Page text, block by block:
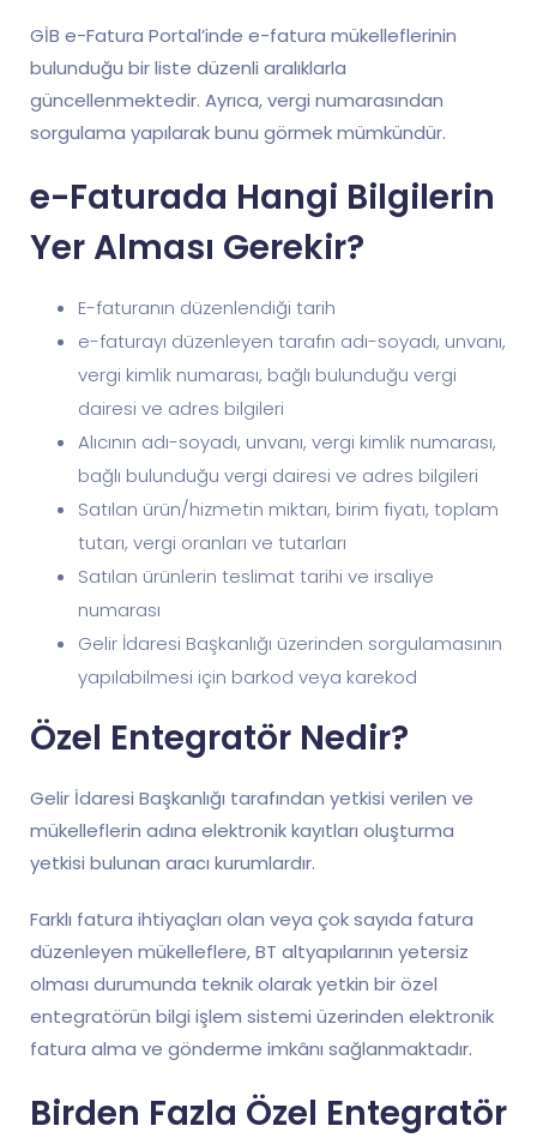
GİB e-Fatura Portal’inde e-fatura mükelleflerinin
bulunduğu bir liste düzenli aralıklarla
güncellenmektedir. Ayrıca, vergi numarasından
sorgulama yapılarak bunu görmek mümkündür.
e-Faturada Hangi Bilgilerin
Yer Alması Gerekir?
E-faturanın düzenlendiği tarih
e-faturayı düzenleyen tarafın adı-soyadı, unvanı,
vergi kimlik numarası, bağlı bulunduğu vergi
dairesi ve adres bilgileri
Alıcının adı-soyadı, unvanı, vergi kimlik numarası,
bağlı bulunduğu vergi dairesi ve adres bilgileri
Satılan ürün/hizmetin miktarı, birim fiyatı, toplam
tutarı, vergi oranları ve tutarları
Satılan ürünlerin teslimat tarihi ve irsaliye
numarası
Gelir İdaresi Başkanlığı üzerinden sorgulamasının
yapılabilmesi için barkod veya karekod
Özel Entegratör Nedir?
Gelir İdaresi Başkanlığı tarafından yetkisi verilen ve
mükelleflerin adına elektronik kayıtları oluşturma
yetkisi bulunan aracı kurumlardır.
Farklı fatura ihtiyaçları olan veya çok sayıda fatura
düzenleyen mükelleflere, BT altyapılarının yetersiz
olması durumunda teknik olarak yetkin bir özel
entegratörün bilgi işlem sistemi üzerinden elektronik
fatura alma ve gönderme imkânı sağlanmaktadır.
Birden Fazla Özel Entegratör